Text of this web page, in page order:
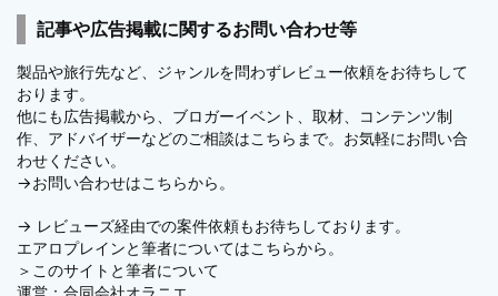
記事や広告掲載に関するお問い合わせ等
製品や旅行先など、ジャンルを問わずレビュー依頼をお待ちして
おります。
他にも広告掲載から、ブロガーイベント、取材、コンテンツ制
作、アドバイザーなどのご相談はこちらまで。お気軽にお問い合
わせください。
→お問い合わせはこちらから。
→ レビューズ経由での案件依頼もお待ちしております。
エアロプレインと筆者についてはこちらから。
＞ このサイトと筆者について